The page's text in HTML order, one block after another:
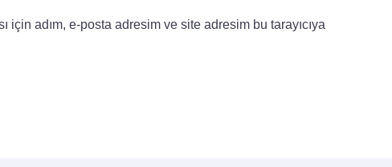
için adım, e-posta adresim ve site adresim bu tarayıcıya